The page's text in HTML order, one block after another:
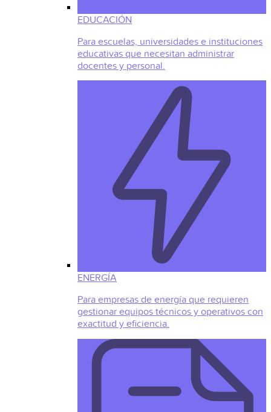
EDUCACIÓN
Para escuelas, universidades e instituciones
educativas que necesitan administrar
docentes y personal.
ENERGÍA
Para empresas de energía que requieren
gestionar equipos técnicos y operativos con
exactitud y eficiencia.